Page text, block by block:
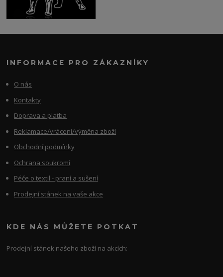
INFORMACE PRO ZÁKAZNÍKY
O nás
Kontakty
Doprava a platba
Reklamace/vrácení/výměna zboží
Obchodní podmínky
Ochrana soukromí
Péče o textil - praní a sušení
Prodejní stánek na vaše akce
KDE NÁS MŮŽETE POTKAT
Prodejní stánek našeho zboží na akcích: